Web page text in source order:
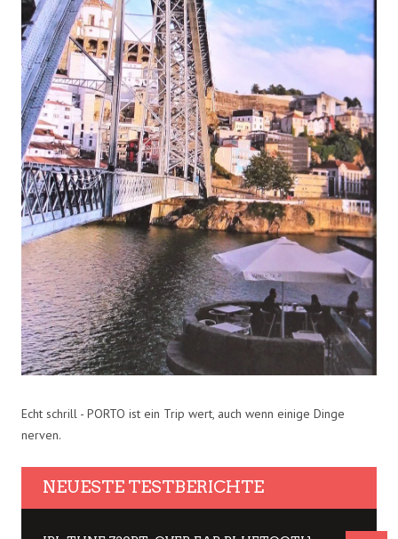
Echt schrill - PORTO ist ein Trip wert, auch wenn einige Dinge
nerven.
NEUESTE TESTBERICHTE